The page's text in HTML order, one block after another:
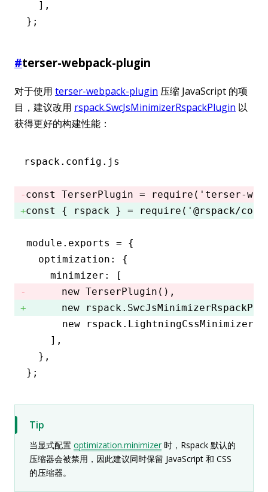
  ]
,
};
#terser-webpack-plugin
对于使用 terser-webpack-plugin 压缩 JavaScript 的项
目，建议改用 rspack.SwcJsMinimizerRspackPlugin 以
获得更好的构建性能：
rspack.config.js
const TerserPlugin = require ( 'terser-
const
{ rspack } = require ( '@rspack/
module . exports = {
  optimization
:
{
    minimizer
:
[
      new
TerserPlugin () ,
      new
rspack
      new
rspack
    ]
,
  }
,
};
Tip
当显式配置 optimization.minimizer 时，Rspack 默认的
压缩器会被禁用，因此建议同时保留 JavaScript 和 CSS
的压缩器。